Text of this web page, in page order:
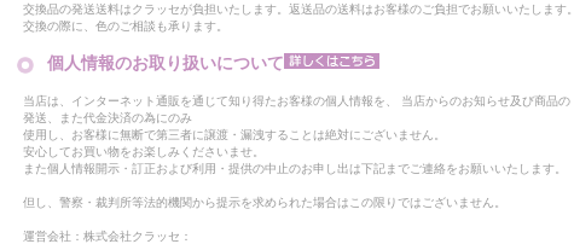
交換品の発送送料はクラッセが負担いたします。返送品の送料はお客様のご負担でお願いいたします。
交換の際に、色のご相談も承ります。
個人情報のお取り扱いについて
当店は、インターネット通販を通じて知り得たお客様の個人情報を、 当店からのお知らせ及び商品の
発送、また代金決済の為にのみ
使用し、お客様に無断で第三者に譲渡・漏洩することは絶対にございません。
安心してお買い物をお楽しみくださいませ。
また個人情報開示・訂正および利用・提供の中止のお申し出は下記までご連絡をお願いいたします。
但し、警察・裁判所等法的機関から提示を求められた場合はこの限りではございません。
運営会社：株式会社クラッセ：